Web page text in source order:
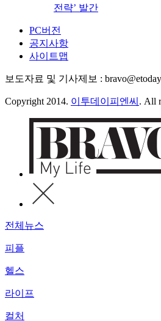
전략’ 발간
PC버전
공지사항
사이트맵
보도자료 및 기사제보 :
Copyright 2014. 이투데이피엔씨 . All
전체뉴스
피플
헬스
라이프
컬처